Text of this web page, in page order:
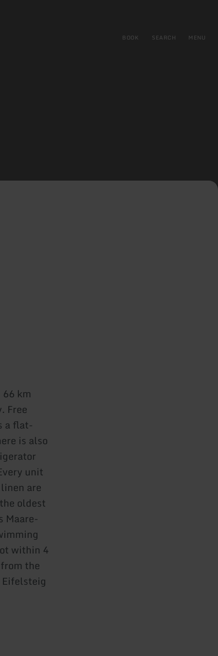
BOOK SEARCH MENU
km
Free
a flat-
is also
unit
are
oldest
Maare-
within 4
the